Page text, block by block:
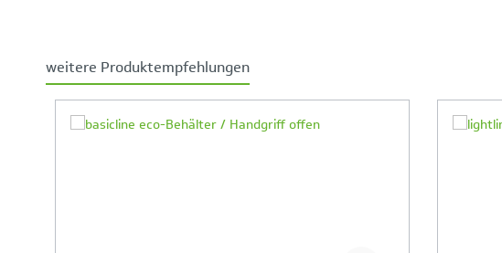
weitere Produktempfehlungen
Ihr Produktvergleich ist voll